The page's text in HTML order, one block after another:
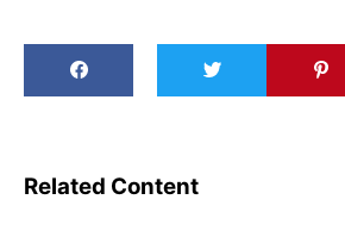
Related Content